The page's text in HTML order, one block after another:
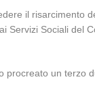
il risarcimento
Servizi Sociali del
un terzo